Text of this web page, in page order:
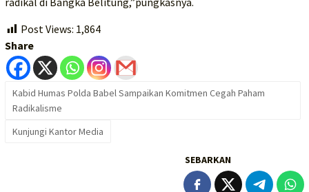
Post Views: 1,864
Share
Kabid Humas Polda Babel Sampaikan Komitmen Cegah Paham
Radikalisme
Kunjungi Kantor Media
SEBARKAN